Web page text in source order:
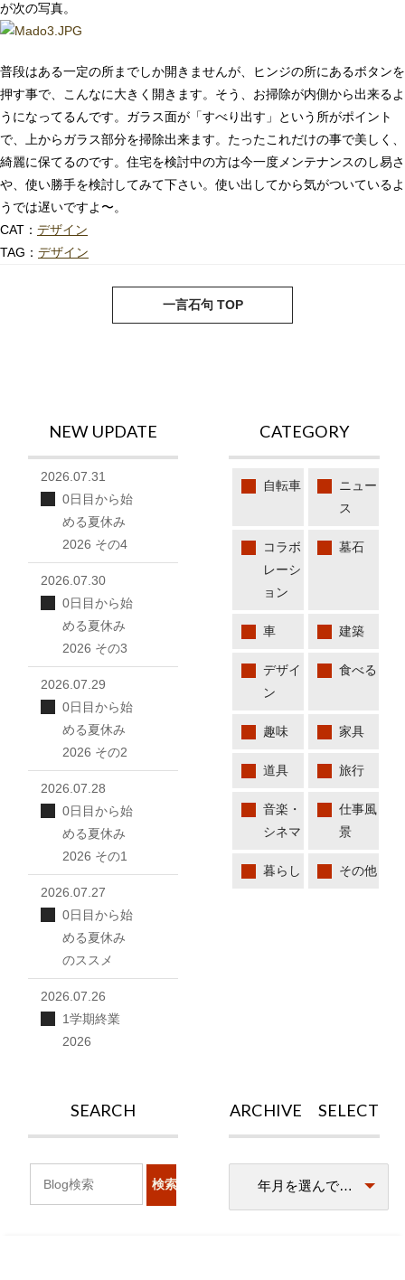
が次の写真。
普段はある一定の所までしか開きませんが、ヒンジの所にあるボタンを
押す事で、こんなに大きく開きます。そう、お掃除が内側から出来るよ
うになってるんです。ガラス面が「すべり出す」という所がポイント
で、上からガラス部分を掃除出来ます。たったこれだけの事で美しく、
綺麗に保てるのです。住宅を検討中の方は今一度メンテナンスのし易さ
や、使い勝手を検討してみて下さい。使い出してから気がついているよ
うでは遅いですよ〜。
CAT： デザイン
TAG： デザイン
一言石句 TOP
CATEGORY
自転車
ニュー
ス
コラボ
レーシ
ョン
墓石
車 建築
デザイ
ン
食べる
趣味 家具
道具 旅行
音楽・
シネマ
仕事風
景
暮らし その他
NEW UPDATE
2026.07.31
0日目から始
める夏休み
2026 その4
2026.07.30
0日目から始
める夏休み
2026 その3
2026.07.29
0日目から始
める夏休み
2026 その2
2026.07.28
0日目から始
める夏休み
2026 その1
2026.07.27
0日目から始
める夏休み
のススメ
2026.07.26
1学期終業
2026
ARCHIVE SELECT
SEARCH